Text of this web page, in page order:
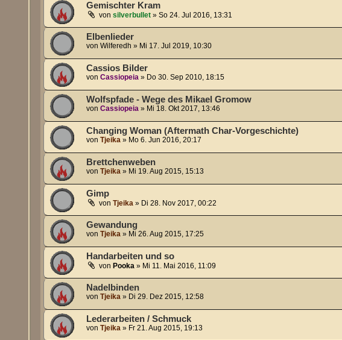
Gemischter Kram
vonsilverbullet »So 24. Jul 2016, 13:31
Elbenlieder
vonWilferedh » Mi 17. Jul 2019, 10:30
Cassios Bilder
vonCassiopeia » Do 30. Sep 2010, 18:15
Wolfspfade - Wege des Mikael Gromow
vonCassiopeia » Mi 18. Okt 2017, 13:46
Changing Woman (Aftermath Char-Vorgeschichte)
vonTjeika » Mo 6. Jun 2016, 20:17
Brettchenweben
vonTjeika » Mi 19. Aug 2015, 15:13
Gimp
vonTjeika » Di 28. Nov 2017, 00:22
Gewandung
vonTjeika » Mi 26. Aug 2015, 17:25
Handarbeiten und so
von Pooka » Mi 11. Mai 2016, 11:09
Nadelbinden
vonTjeika » Di 29. Dez 2015, 12:58
Lederarbeiten / Schmuck
vonTjeika » Fr 21. Aug 2015, 19:13